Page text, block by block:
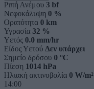
Ριπή Ανέμου 3 bf
Νεφοκάλυψη 0 %
Ορατότητα 0 km
Υγρασία 32 %
Υετός 0.0 mm/hr
Είδος Υετού Δεν υπάρχει
Σημείο δρόσου 0 °C
Πίεση 1014 hPa
Ηλιακή ακτινοβολία 0 W/m²
14:00